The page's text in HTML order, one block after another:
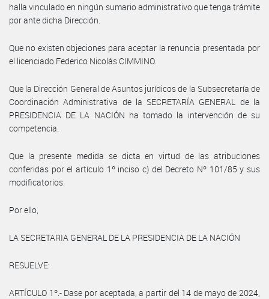
halla vinculado en ningún sumario administrativo que tenga trámite
por ante dicha Dirección.
Que no existen objeciones para aceptar la renuncia presentada por
el licenciado Federico Nicolás CIMMINO.
Que la Dirección General de Asuntos jurídicos de la Subsecretaría de
Coordinación Administrativa de la SECRETARÍA GENERAL de la
PRESIDENCIA DE LA NACIÓN ha tomado la intervención de su
competencia.
Que la presente medida se dicta en virtud de las atribuciones
conferidas por el artículo 1º inciso c) del Decreto Nº 101/85 y sus
modificatorios.
Por ello,
LA SECRETARIA GENERAL DE LA PRESIDENCIA DE LA NACIÓN
RESUELVE:
ARTÍCULO 1º.- Dase por aceptada, a partir del 14 de mayo de 2024,